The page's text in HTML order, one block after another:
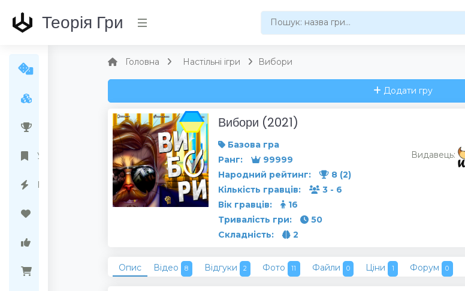
Народний рейтинг
Українські ігри
Передзамовлення
Теорія Гри
Головна Настільні ігри Вибори
Додати гру
Вибори (2021)
Базова гра
Ранг:
99999
Народний рейтинг:
8 (2)
Кількість гравців:
3 - 6
Вік гравців:
16
Тривалість гри:
50
Складність:
2
Видавець:
Опис Відео 8 Відгуки 2 Фото 11 Файли 0 Ціни 1 Форум 0